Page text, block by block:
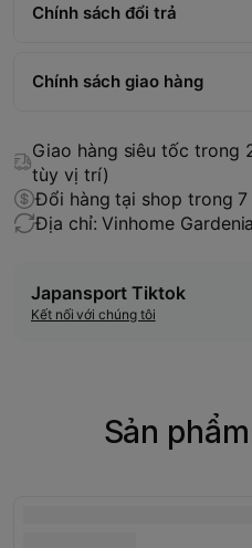
Chính sách đổi trả
Chính sách giao hàng
Giao hàng siêu tốc trong
tùy vị trí)
Đổi hàng tại shop trong 7
Địa chỉ: Vinhome
Japansport Tiktok
Kết nối với chúng tôi
Sản